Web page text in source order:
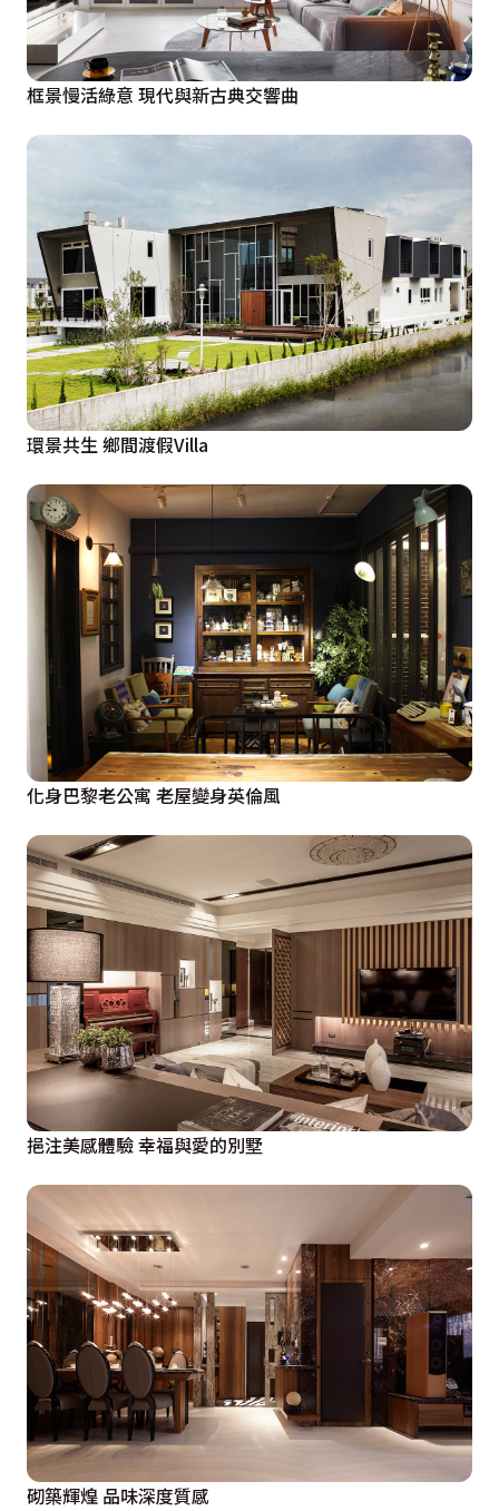
框景慢活綠意 現代與新古典交響曲
環景共生 鄉間渡假Villa
化身巴黎老公寓 老屋變身英倫風
挹注美感體驗 幸福與愛的別墅
砌築輝煌 品味深度質感